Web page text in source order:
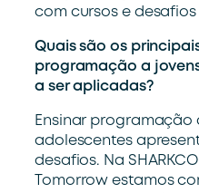
com cursos e
Quais são os
programação a
a ser aplicadas?
Ensinar programação
adolescentes
desafios. Na
Tomorrow estamos